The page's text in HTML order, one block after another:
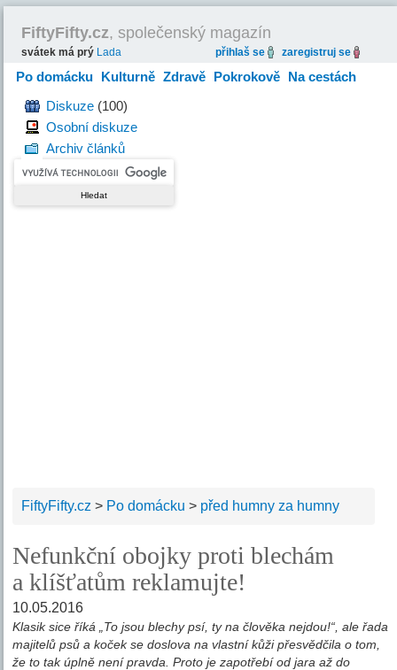
FiftyFifty.cz, společenský magazín
svátek má prý Lada přihlaš se zaregistruj se
Po domácku Kulturně Zdravě Pokrokově Na cestách
HravěDiskuze (100)
Osobní diskuze
Archiv článků
FiftyFifty.cz > Po domácku > před humny za humny
Nefunkční obojky proti blechám
a klíšťatům reklamujte!
10.05.2016
Klasik sice říká „To jsou blechy psí, ty na člověka nejdou!“, ale řada
majitelů psů a koček se doslova na vlastní kůži přesvědčila o tom,
že to tak úplně není pravda. Proto je zapotřebí od jara až do